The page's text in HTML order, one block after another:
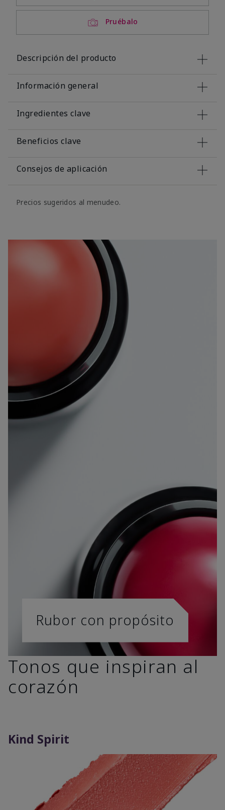
Pruébalo
Descripción del producto
Información general
Ingredientes clave
Beneficios clave
Consejos de aplicación
Precios sugeridos al menudeo.
Rubor con propósito
Tonos que inspiran al
corazón
Kind Spirit